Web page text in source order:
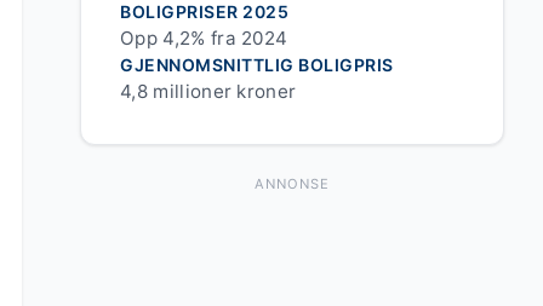
BOLIGPRISER 2025
Opp 4,2% fra 2024
GJENNOMSNITTLIG BOLIGPRIS
4,8 millioner kroner
ANNONSE